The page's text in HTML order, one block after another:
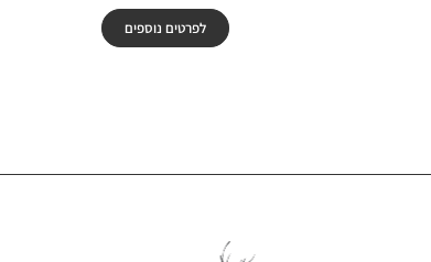
לפרטים נוספים